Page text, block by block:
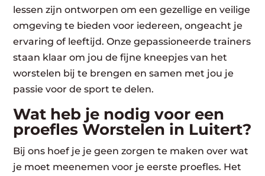
lessen zijn ontworpen om een gezellige en veilige
omgeving te bieden voor iedereen, ongeacht je
ervaring of leeftijd. Onze gepassioneerde trainers
staan klaar om jou de fijne kneepjes van het
worstelen bij te brengen en samen met jou je
passie voor de sport te delen.
Wat heb je nodig voor een
proefles Worstelen in Luitert?
Bij ons hoef je je geen zorgen te maken over wat
je moet meenemen voor je eerste proefles. Het